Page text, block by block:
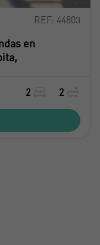
REF: 44803
en
2 2